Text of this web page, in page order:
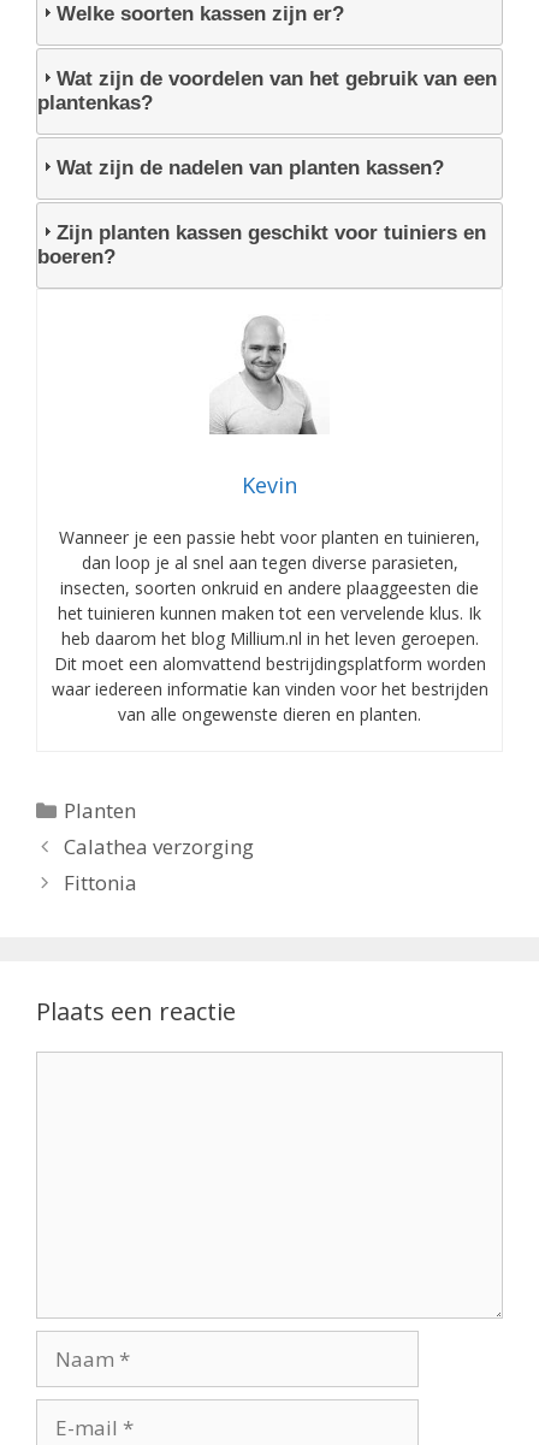
Welke soorten kassen zijn er?
Wat zijn de voordelen van het gebruik van een
plantenkas?
Wat zijn de nadelen van planten kassen?
Zijn planten kassen geschikt voor tuiniers en
boeren?
Kevin
Wanneer je een passie hebt voor planten en tuinieren,
dan loop je al snel aan tegen diverse parasieten,
insecten, soorten onkruid en andere plaaggeesten die
het tuinieren kunnen maken tot een vervelende klus. Ik
heb daarom het blog Millium.nl in het leven geroepen.
Dit moet een alomvattend bestrijdingsplatform worden
waar iedereen informatie kan vinden voor het bestrijden
van alle ongewenste dieren en planten.
Categorieën
Planten
Calathea verzorging
Fittonia
Plaats een reactie